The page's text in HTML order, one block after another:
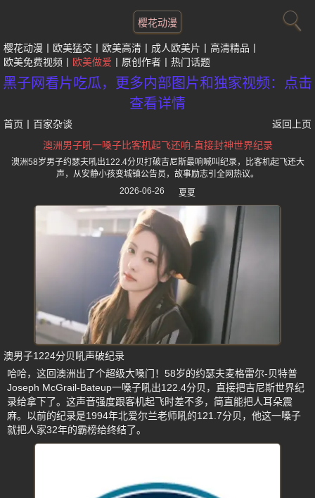
樱花动漫
樱花动漫 欧美猛交 欧美高清 成人欧美片
高清精品
欧美免费视频
欧美做爱 原创作者 热门话题
黑子网看片吃瓜，更多内部图片和独家视频：点击
查看详情
首页 百家杂谈
返回上页
澳洲男子吼一嗓子比客机起飞还响-直接封神世界纪录
澳洲58岁男子约瑟夫吼出122.4分贝打破吉尼斯最响喊叫纪录，比客机起飞还大
声，从安静小孩变城镇公告员，故事励志引全网热议。
2026-06-26
夏夏
澳男子1224分贝吼声破纪录
哈哈，这回澳洲出了个超级大嗓门！58岁的约瑟夫麦格雷尔-贝特普
Joseph McGrail-Bateup一嗓子吼出122.4分贝，直接把吉尼斯世界纪
录给拿下了。这声音强度跟客机起飞时差不多，简直能把人耳朵震
麻。以前的纪录是1994年北爱尔兰老师吼的121.7分贝，他这一嗓子
就把人家32年的霸榜给终结了。